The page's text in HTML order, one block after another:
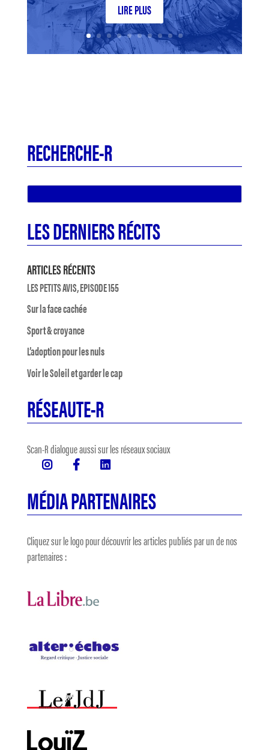
LIRE PLUS
RECHERCHE-R
LES DERNIERS RÉCITS
ARTICLES RÉCENTS
LES PETITS AVIS, EPISODE 155
Sur la face cachée
Sport & croyance
L’adoption pour les nuls
Voir le Soleil et garder le cap
RÉSEAUTE-R
Scan-R dialogue aussi sur les réseaux sociaux
MÉDIA PARTENAIRES
Cliquez sur le logo pour découvrir les articles publiés par un de nos
partenaires :